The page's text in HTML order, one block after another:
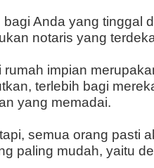
bagi Anda yang tinggal
notaris yang
rumah impian
terlebih bagi
yang memadai.
semua orang pasti
paling mudah, yaitu